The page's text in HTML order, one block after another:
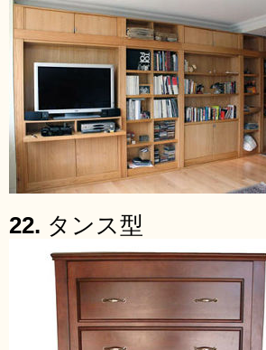
22. タンス型